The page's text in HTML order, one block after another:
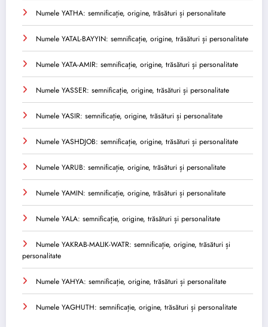
Numele YATHA: semnificație, origine, trăsături și personalitate
Numele YATAL-BAYYIN: semnificație, origine, trăsături și personalitate
Numele YATA-AMIR: semnificație, origine, trăsături și personalitate
Numele YASSER: semnificație, origine, trăsături și personalitate
Numele YASIR: semnificație, origine, trăsături și personalitate
Numele YASHDJOB: semnificație, origine, trăsături și personalitate
Numele YARUB: semnificație, origine, trăsături și personalitate
Numele YAMIN: semnificație, origine, trăsături și personalitate
Numele YALA: semnificație, origine, trăsături și personalitate
Numele YAKRAB-MALIK-WATR: semnificație, origine, trăsături și
personalitate
Numele YAHYA: semnificație, origine, trăsături și personalitate
Numele YAGHUTH: semnificație, origine, trăsături și personalitate